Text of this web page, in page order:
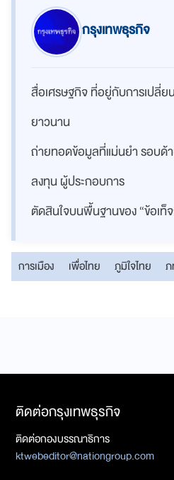
กรุงเทพธุรกิจ
สื่อเศรษฐกิจ ที่อยู่กับการเปลี่ย
ยาวนาน
ถ่ายทอดข้อมูลที่แม่นยำ รอบด้
ลงทุน ผู้ประกอบการ
ตัดสินใจบนพื้นฐานของ “ข้อเท็จ
การเมือง เพื่อไทย ภูมิใจไทย
ติดต่อกรุงเทพธุรกิจ
ติดต่อกองบรรณาธิการ
ktwebeditor@nationgroup.com